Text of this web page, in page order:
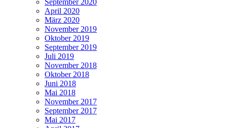
September 2020
April 2020
März 2020
November 2019
Oktober 2019
September 2019
Juli 2019
November 2018
Oktober 2018
Juni 2018
Mai 2018
November 2017
September 2017
Mai 2017